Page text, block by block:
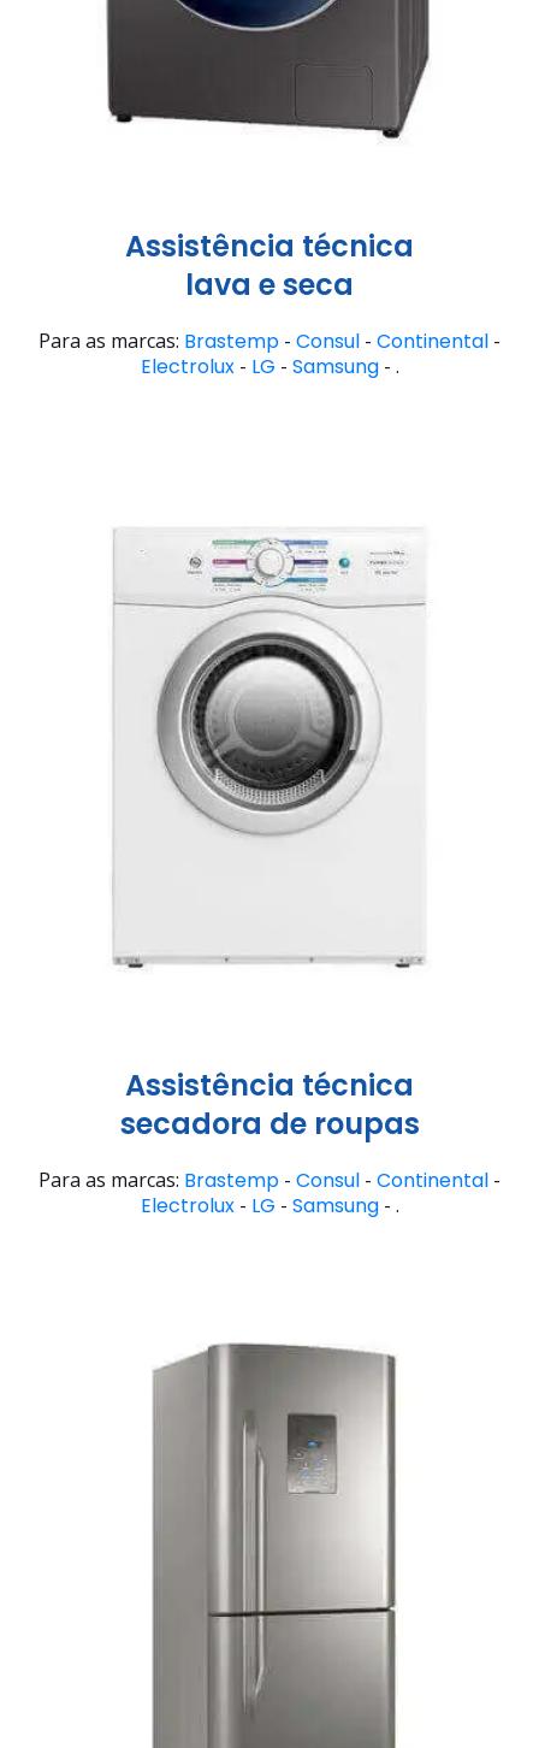
Assistência técnica
lava e seca
Para as marcas: Brastemp - Consul - Continental -
Electrolux- LG - Samsung- .
Assistência técnica
secadora de roupas
Para as marcas: Brastemp - Consul - Continental -
Electrolux- LG - Samsung- .